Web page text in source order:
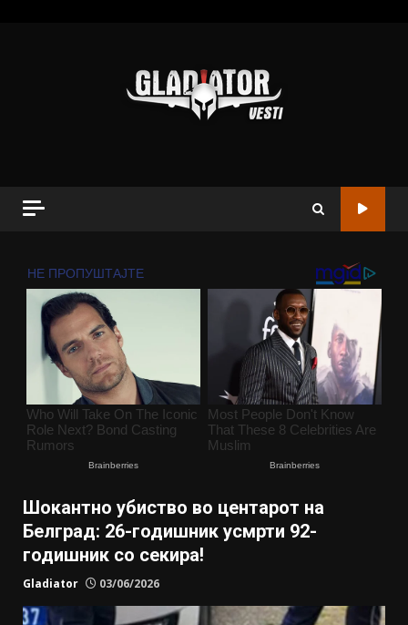
Шокантно убиство во центарот на
Белград: 26-годишник усмрти 92-
годишник со секира!
Gladiator 03/06/2026